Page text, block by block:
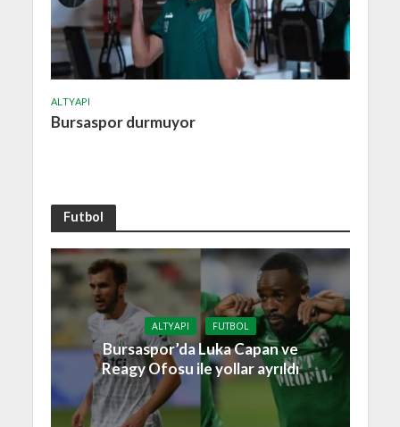
ALTYAPI
Bursaspor durmuyor
Futbol
ALTYAPI FUTBOL
Bursaspor’da Luka Capan ve
Reagy Ofosu ile yollar ayrıldı